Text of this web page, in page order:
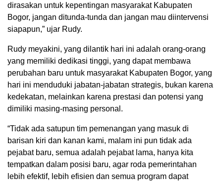
dirasakan untuk kepentingan masyarakat Kabupaten
Bogor, jangan ditunda-tunda dan jangan mau diintervensi
siapapun,” ujar Rudy.
Rudy meyakini, yang dilantik hari ini adalah orang-orang
yang memiliki dedikasi tinggi, yang dapat membawa
perubahan baru untuk masyarakat Kabupaten Bogor, yang
hari ini menduduki jabatan-jabatan strategis, bukan karena
kedekatan, melainkan karena prestasi dan potensi yang
dimiliki masing-masing personal.
“Tidak ada satupun tim pemenangan yang masuk di
barisan kiri dan kanan kami, malam ini pun tidak ada
pejabat baru, semua adalah pejabat lama, hanya kita
tempatkan dalam posisi baru, agar roda pemerintahan
lebih efektif, lebih efisien dan semua program dapat